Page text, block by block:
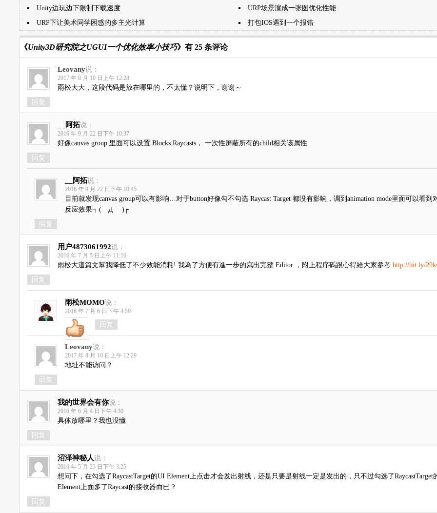
Unity边玩边下限制下载速度
URP场景渲成一张图优化性能
URP下让美术同学困惑的多主光计算
打包IOS遇到一个报错
《Unity3D研究院之UGUI一个优化效率小技巧》有 25 条评论
Leovany说：
2017 年 8 月 10 日上午 12:28
雨松大大，这段代码是放在哪里的，不太懂？说明下，谢谢～
回复
__阿拓说：
2016 年 9 月 22 日下午 10:37
好像canvas group 里面可以设置 Blocks Raycasts， 一次性屏蔽所有的child相关该属性
回复
__阿拓说：
2016 年 9 月 22 日下午 10:45
目前就发现canvas group可以有影响…对于button好像勾不勾选 Raycast Target 都没有影响，调到animation mode里面可以看到
反应效果┑(￣Д ￣)┍
回复
用户4873061992说：
2016 年 7 月 5 日上午 11:16
雨松大這篇文幫我降低了不少效能消耗! 我為了方便有進一步的寫出完整 Editor ，附上程序碼跟心得給大家參考http://bit.ly/
回复
雨松MOMO说：
2016 年 7 月 6 日下午 4:59
回复
Leovany说：
2017 年 8 月 10 日上午 12:29
地址不能访问？
回复
我的世界会有你说：
2016 年 6 月 4 日下午 4:30
具体放哪里？我也没懂
回复
沼泽神秘人说：
2016 年 5 月 23 日下午 3:25
想问下，在勾选了RaycastTarget的UI Element上点击才会发出射线，还是只要是射线一定是发出的，只不过勾选了RaycastTarget
Element上面多了Raycast的接收器而已？
回复